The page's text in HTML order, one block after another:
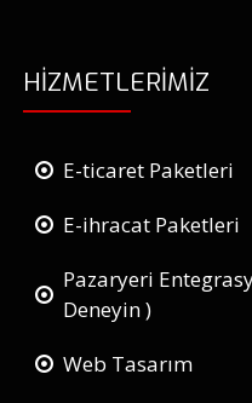
HIZMETLERIMIZ
E-ticaret Paketleri
E-ihracat Paketleri
Pazaryeri
Deneyin )
Web Tasarım